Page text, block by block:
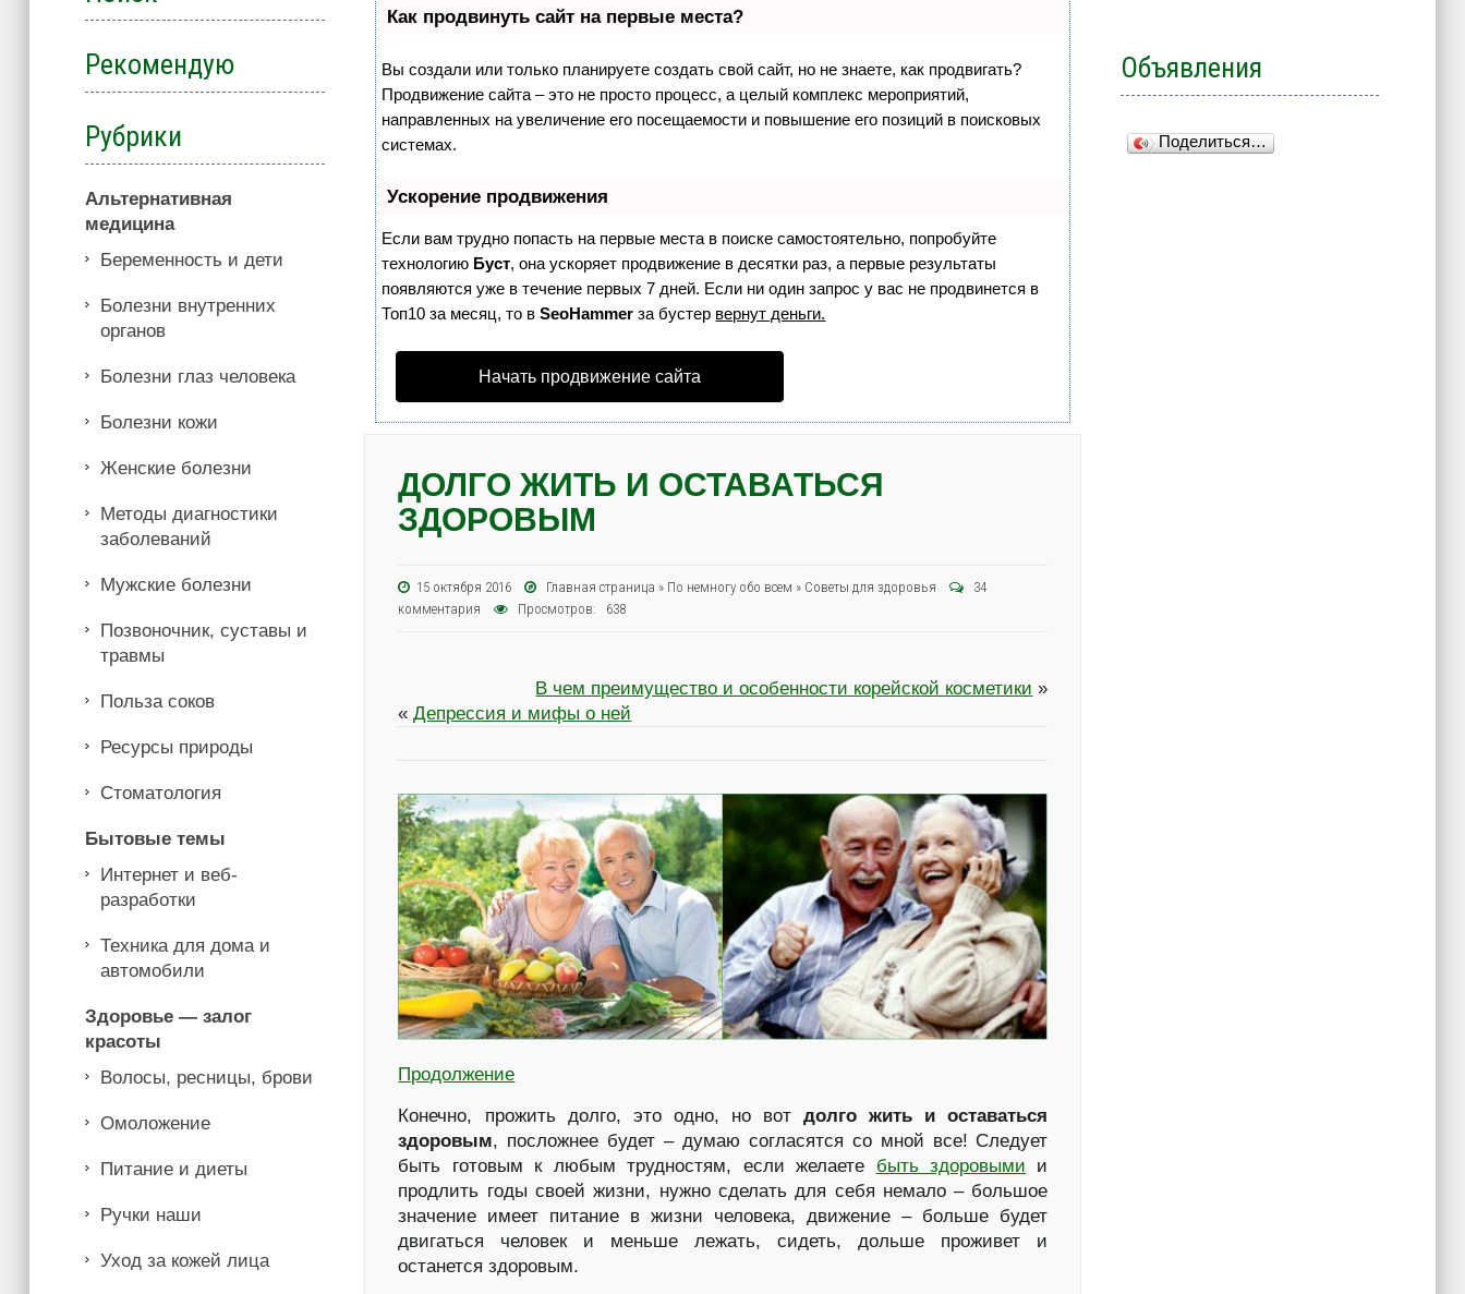
Как продвинуть сайт на первые места?
Вы создали или только планируете создать свой сайт, но не знаете, как продвигать?
Продвижение сайта – это не просто процесс, а целый комплекс мероприятий,
направленных на увеличение его посещаемости и повышение его позиций в поисковых
системах.
Ускорение продвижения
Если вам трудно попасть на первые места в поиске самостоятельно, попробуйте
технологию Буст, она ускоряет продвижение в десятки раз, а первые результаты
появляются уже в течение первых 7 дней. Если ни один запрос у вас не продвинется в
Топ10 за месяц, то вSeoHammer за бустер вернут деньги.
Начать продвижение сайта
ДОЛГО ЖИТЬ И ОСТАВАТЬСЯ
ЗДОРОВЫМ
15 октября 2016 Главная страница » По немногу обо всем » Советы для здоровья
34
комментария
Просмотров: 638
В чем преимущество и особенности корейской косметики »
«Депрессия и мифы о ней
Продолжение
Конечно, прожить долго, это одно, но вотдолго жить и оставаться
здоровым, посложнее будет – думаю согласятся со мной все! Следует
быть готовым к любым трудностям, если желаете быть здоровыми и
продлить годы своей жизни, нужно сделать для себя немало – большое
значение имеет питание в жизни человека, движение – больше будет
двигаться человек и меньше лежать, сидеть, дольше проживет и
останется здоровым.
Рекомендую
Рубрики
Альтернативная
медицина
Беременность и дети
Болезни внутренних
органов
Болезни глаз человека
Болезни кожи
Женские болезни
Методы диагностики
заболеваний
Мужские болезни
Позвоночник, суставы и
травмы
Польза соков
Ресурсы природы
Стоматология
Бытовые темы
Интернет и веб-
разработки
Техника для дома и
автомобили
Здоровье — залог
красоты
Волосы, ресницы, брови
Омоложение
Питание и диеты
Ручки наши
Уход за кожей лица
Объявления
Поделиться…